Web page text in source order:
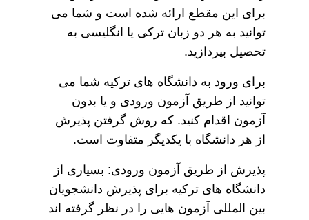
برای این مقطع ارائه شده است و شما می
توانید به هر دو زبان ترکی یا انگلیسی به
تحصیل بپردازید.
برای ورود به دانشگاه های ترکیه شما می
توانید از طریق آزمون ورودی و یا بدون
آزمون اقدام کنید. که روش گرفتن پذیرش
از هر دانشگاه با یکدیگر متفاوت است.
پذیرش از طریق آزمون ورودی: بسیاری از
دانشگاه های ترکیه برای پذیرش دانشجویان
بین المللی آزمون هایی را در نظر گرفته اند